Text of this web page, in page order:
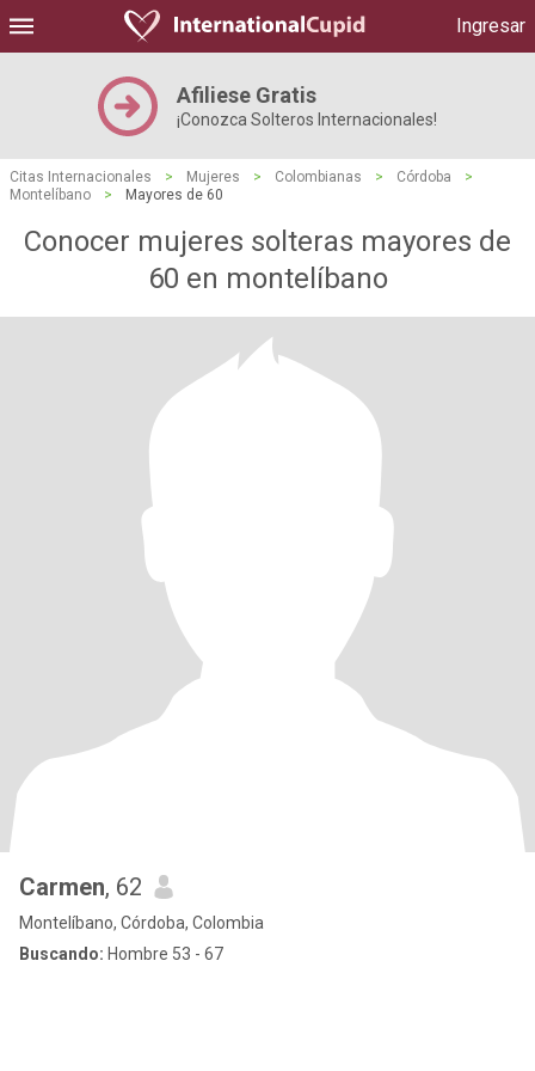
Ingresar
Afiliese Gratis
¡Conozca Solteros Internacionales!
Citas Internacionales > Mujeres > Colombianas > Córdoba
>
Montelíbano
> Mayores de 60
Conocer mujeres solteras mayores de
60 en montelíbano
Carmen, 62
Montelíbano, Córdoba, Colombia
Buscando: Hombre 53 - 67